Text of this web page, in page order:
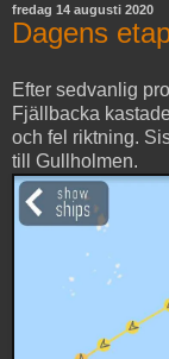
fredag 14 augusti 2020
Dagens
Efter sedvanlig
Fjällbacka
och fel riktning.
till Gullholmen.